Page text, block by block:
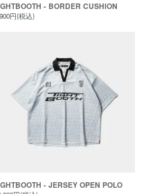
- BORDER CUSHION
円(税込)
- JERSEY OPEN POLO